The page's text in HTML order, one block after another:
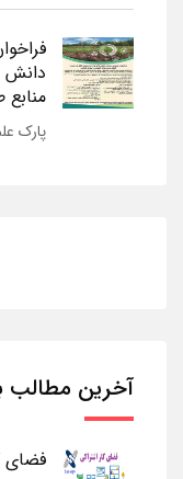
دانش
پارک
آخرین مطالب
فضای